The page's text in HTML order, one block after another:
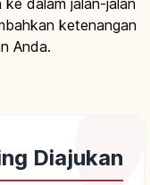
dalam jalan-jalan
ketenangan
Anda.
Diajukan